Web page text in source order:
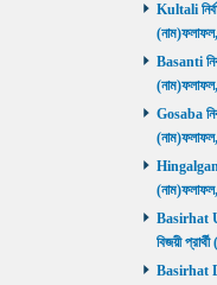
Kultali
Basanti
Gosaba
Hingalganj
Basirhat
বিজয়ী
Basirhat